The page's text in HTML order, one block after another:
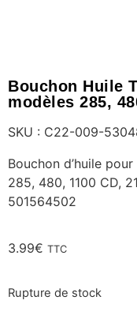
Bouchon Huile
modèles 285,
SKU : C22-009-
Bouchon d’huile
285, 480, 1100 CD,
501564502
3.99€ TTC
Rupture de stock